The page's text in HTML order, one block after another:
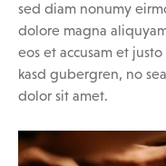
sed diam nonumy
dolore magna
eos et accusam et
kasd gubergren, no
dolor sit amet.